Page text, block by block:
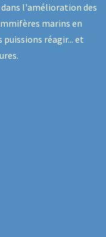
l'amélioration des
marins en
réagir... et